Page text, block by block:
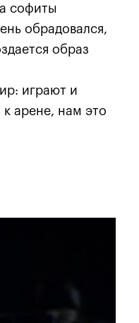
софиты
обрадовался,
образ
играют и
арене, нам это